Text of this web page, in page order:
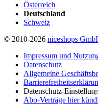
Österreich
Deutschland
Schweiz
© 2010-2026 niceshops
Impressum und
Datenschutz
Allgemeine
Datenschutz-
Abo-Verträge hier